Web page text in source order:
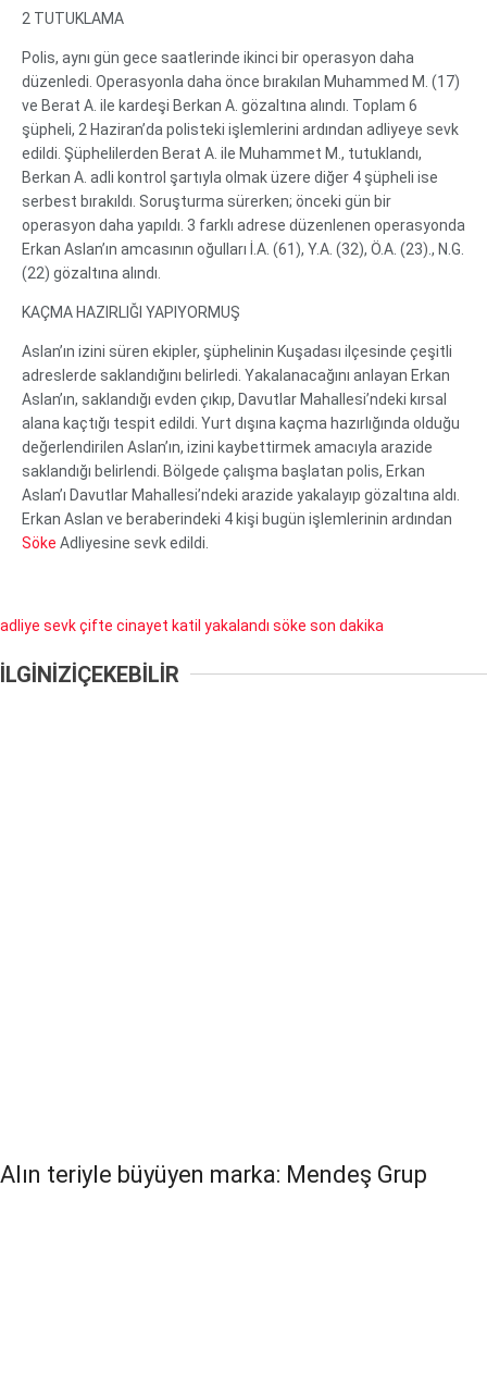
2 TUTUKLAMA
Polis, aynı gün gece saatlerinde ikinci bir operasyon daha
düzenledi. Operasyonla daha önce bırakılan Muhammed M. (17)
ve Berat A. ile kardeşi Berkan A. gözaltına alındı. Toplam 6
şüpheli, 2 Haziran’da polisteki işlemlerini ardından adliyeye sevk
edildi. Şüphelilerden Berat A. ile Muhammet M., tutuklandı,
Berkan A. adli kontrol şartıyla olmak üzere diğer 4 şüpheli ise
serbest bırakıldı. Soruşturma sürerken; önceki gün bir
operasyon daha yapıldı. 3 farklı adrese düzenlenen operasyonda
Erkan Aslan’ın amcasının oğulları İ.A. (61), Y.A. (32), Ö.A. (23)., N.G.
(22) gözaltına alındı.
KAÇMA HAZIRLIĞI YAPIYORMUŞ
Aslan’ın izini süren ekipler, şüphelinin Kuşadası ilçesinde çeşitli
adreslerde saklandığını belirledi. Yakalanacağını anlayan Erkan
Aslan’ın, saklandığı evden çıkıp, Davutlar Mahallesi’ndeki kırsal
alana kaçtığı tespit edildi. Yurt dışına kaçma hazırlığında olduğu
değerlendirilen Aslan’ın, izini kaybettirmek amacıyla arazide
saklandığı belirlendi. Bölgede çalışma başlatan polis, Erkan
Aslan’ı Davutlar Mahallesi’ndeki arazide yakalayıp gözaltına aldı.
Erkan Aslan ve beraberindeki 4 kişi bugün işlemlerinin ardından
Söke Adliyesine sevk edildi.
adliye sevkçifte cinayet katil yakalandı söke son dakika
İLGİNİZİÇEKEBİLİR
Alın teriyle büyüyen marka: Mendeş Grup